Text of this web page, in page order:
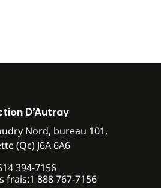
D’Autray
Nord, bureau 101,
(Qc) J6A 6A6
394-7156
frais:1 888 767-7156